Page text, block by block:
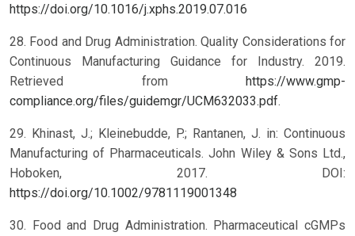
https://doi.org/10.1016/j.xphs.2019.07.016
28. Food and Drug Administration. Quality Considerations for
Continuous Manufacturing Guidance for Industry. 2019.
Retrieved from https://www.gmp-
compliance.org/files/guidemgr/UCM632033.pdf.
29. Khinast, J.; Kleinebudde, P.; Rantanen, J. in: Continuous
Manufacturing of Pharmaceuticals. John Wiley & Sons Ltd.,
Hoboken, 2017. DOI:
https://doi.org/10.1002/9781119001348
30. Food and Drug Administration. Pharmaceutical cGMPs